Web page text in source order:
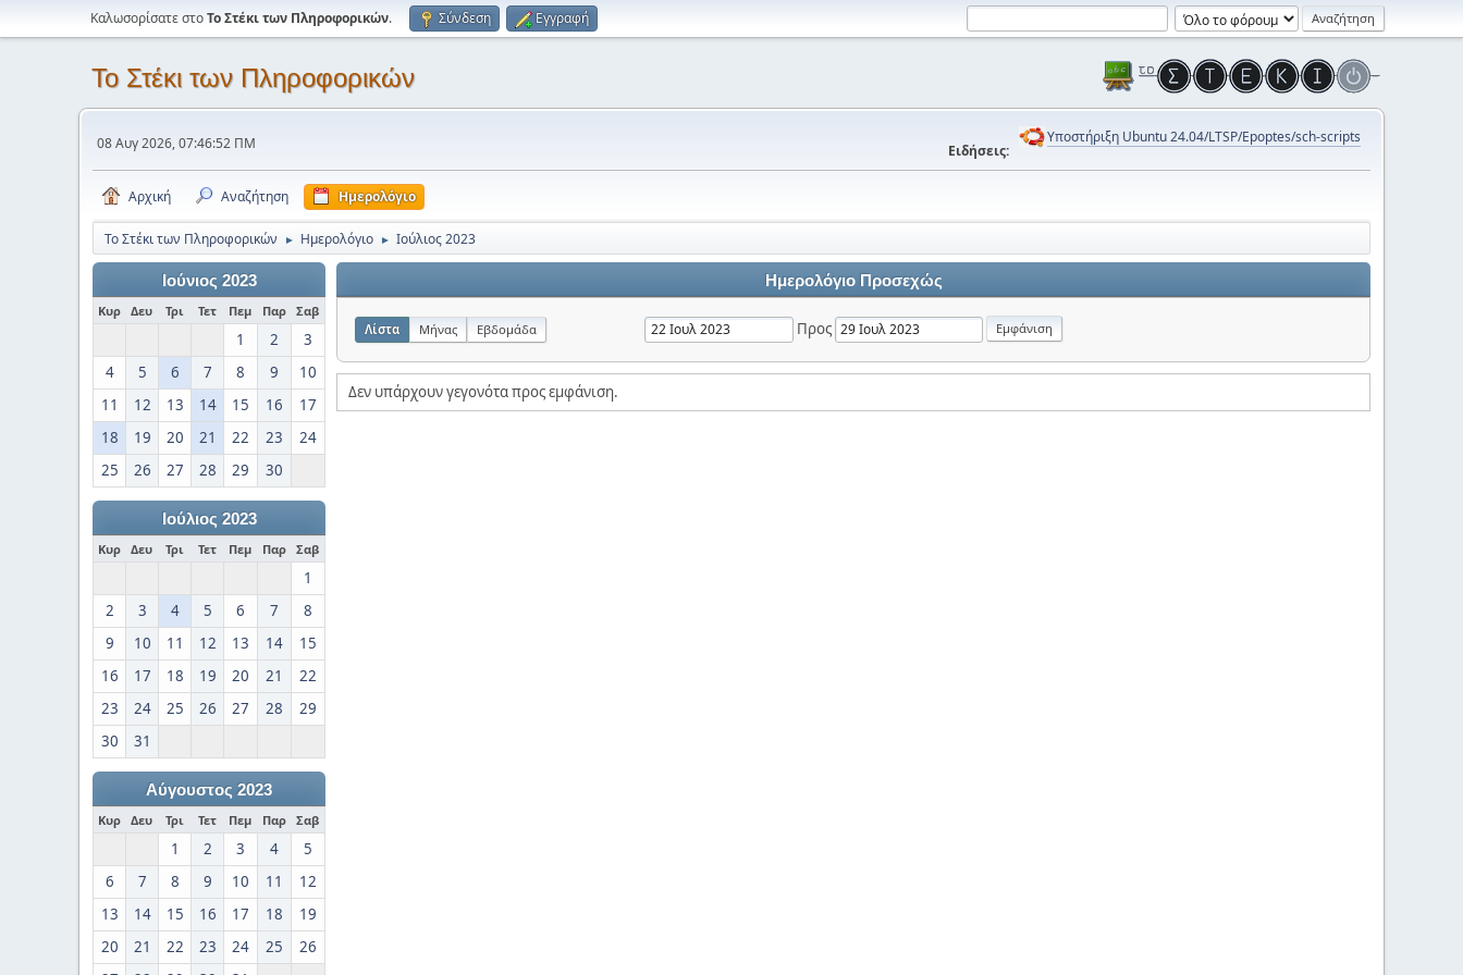
Καλωσορίσατε στοΤο Στέκι των Πληροφορικών. Σύνδεση Εγγραφή
Το Στέκι των Πληροφορικών
08 Αυγ 2026, 07:46:52 ΠΜ Ειδήσεις:
Υποστήριξη Ubuntu 24.04/LTSP/Epoptes/sch-scripts
Αρχική Αναζήτηση Ημερολόγιο
Το Στέκι των Πληροφορικών ► Ημερολόγιο ► Ιούλιος 2023
Ιούνιος 2023
Κυρ Δευ Τρι Τετ Πεμ Παρ Σαβ
1 2
3
4
5 6 7 8 9
10
11
12 13 14 15 16
17
18
19 20 21 22 23
24
25
26 27 28 29 30
Ιούλιος 2023
Κυρ Δευ Τρι Τετ Πεμ Παρ Σαβ
1
2
3 4 5 6 7
8
9
10 11 12 13 14
15
16
17 18 19 20 21
22
23
24 25 26 27 28
29
30
31
Αύγουστος 2023
Κυρ Δευ Τρι Τετ Πεμ Παρ Σαβ
1 2 3 4
5
6
7 8 9 10 11
12
13
14 15 16 17 18
19
20
21 22 23 24 25
26
Ημερολόγιο Προσεχώς
Λίστα Μήνας Εβδομάδα Προς
Δεν υπάρχουν γεγονότα προς εμφάνιση.